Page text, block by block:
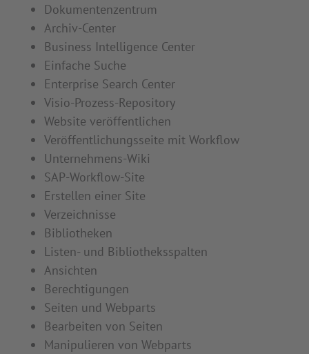
Dokumentenzentrum
Archiv-Center
Business Intelligence Center
Einfache Suche
Enterprise Search Center
Visio-Prozess-Repository
Website veröffentlichen
Veröffentlichungsseite mit Workflow
Unternehmens-Wiki
SAP-Workflow-Site
Erstellen einer Site
Verzeichnisse
Bibliotheken
Listen- und Bibliotheksspalten
Ansichten
Berechtigungen
Seiten und Webparts
Bearbeiten von Seiten
Manipulieren von Webparts